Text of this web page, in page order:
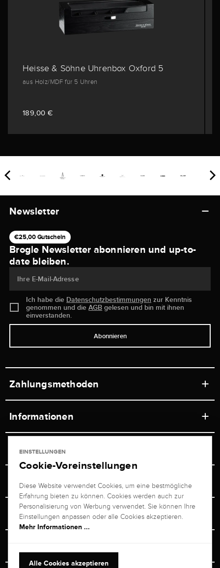
Heisse & Söhne Uhrenbox Oxford 5
aus Holz/MDF für 5 Uhren
189,00 €
Newsletter
€25,00 Gutschein
Brogle Newsletter abonnieren und up-to-
date bleiben.
Ihre E-Mail-Adresse
Ich habe die Datenschutzbestimmungen zur Kenntnis
genommen und dieAGB gelesen und bin mit ihnen
einverstanden.
Abonnieren
Zahlungsmethoden
Informationen
Ladengeschäft
Versand & Zahlung
Ratgeber
Service
Newsletterabmeldung
Retouren-Service
Vertrag Widerrufen
Juwelier Brogle
Über uns
Unternehmen
Termin im Ladengeschäft
Persönlicher Berater
+49 711 217 268 20
EINSTELLUNGEN
Cookie-Voreinstellungen
Diese Website verwendet Cookies, um eine bestmögliche
Erfahrung bieten zu können. Cookies werden auch zur
Personalisierung von Werbung verwendet. Sie können Ihre
Einstellungen anpassen oder alle Cookies akzeptieren.
Mehr Informationen ...
Alle Cookies akzeptieren